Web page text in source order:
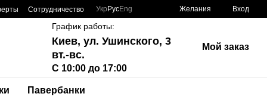
Сотрудничество Укр РусEng Желания Вход
График работы:
Киев, ул. Ушинского, 3
вт.-вс.
С 10:00 до 17:00
Мой заказ
Павербанки